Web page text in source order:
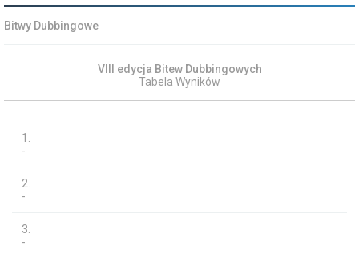
Bitwy Dubbingowe
VIII edycja Bitew Dubbingowych
Tabela Wyników
1.
-
2.
-
3.
-